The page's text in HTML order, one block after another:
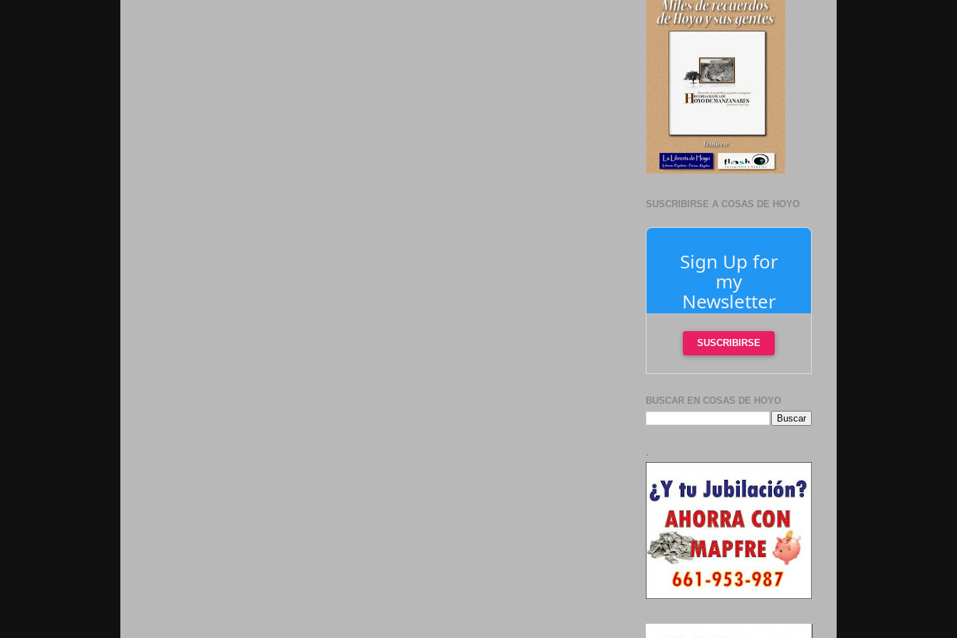
SUSCRIBIRSE A COSAS DE HOYO
Sign Up for
my
Newsletter
SUSCRIBIRSE
BUSCAR EN COSAS DE HOYO
.